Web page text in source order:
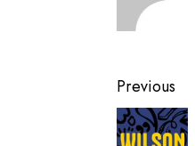
Previous